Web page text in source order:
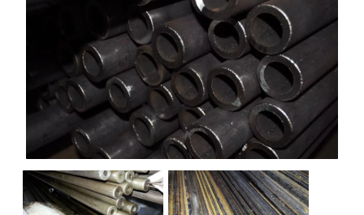
НАШИ ОБЪЕКТЫ
КОНТАКТЫ